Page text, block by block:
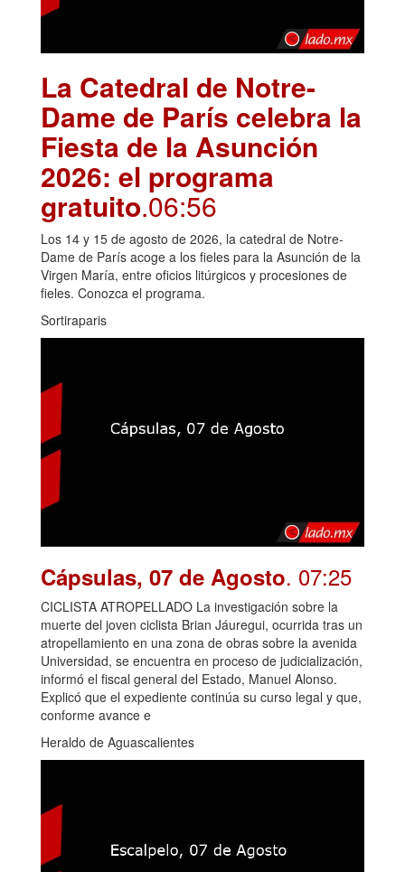
La Catedral de Notre-
Dame de París celebra la
Fiesta de la Asunción
2026: el programa
gratuito.06:56
Los 14 y 15 de agosto de 2026, la catedral de Notre-
Dame de París acoge a los fieles para la Asunción de la
Virgen María, entre oficios litúrgicos y procesiones de
fieles. Conozca el programa.
Sortiraparis
Cápsulas, 07 de Agosto. 07:25
CICLISTA ATROPELLADO La investigación sobre la
muerte del joven ciclista Brian Jáuregui, ocurrida tras un
atropellamiento en una zona de obras sobre la avenida
Universidad, se encuentra en proceso de judicialización,
informó el fiscal general del Estado, Manuel Alonso.
Explicó que el expediente continúa su curso legal y que,
conforme avance e
Heraldo de Aguascalientes